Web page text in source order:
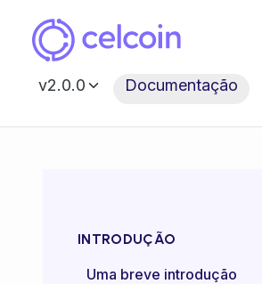
v2.0.0 Documentação
INTRODUÇÃO
Uma breve introdução